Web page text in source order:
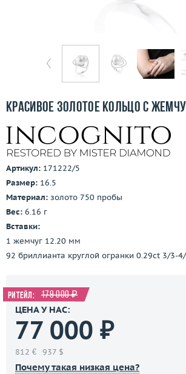
О компании
3D-тур по шоуруму
Красивое золотое кольцо с
Артикул: 171222/5
Размер: 16.5
Материал: золото 750 пробы
Вес: 6.16 г
Вставки:
1 жемчуг 12.20 мм
92 бриллианта круглой огранки 0.29ct 3/3-
Ритейл: 179 000 ₽
ЦЕНА У НАС:
77 000 ₽
812 € 937 $
Почему такая низкая цена?